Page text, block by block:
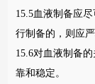
15.5血液制备应
行制备的，则应
15.6对血液制备
靠和稳定。